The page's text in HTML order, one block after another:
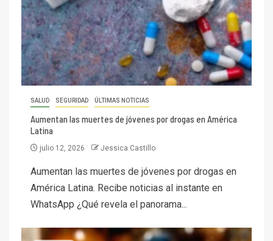
SALUD SEGURIDAD ÚLTIMAS NOTICIAS
Aumentan las muertes de jóvenes por drogas en América
Latina
julio 12, 2026 Jessica Castillo
Aumentan las muertes de jóvenes por drogas en
América Latina. Recibe noticias al instante en
WhatsApp ¿Qué revela el panorama...